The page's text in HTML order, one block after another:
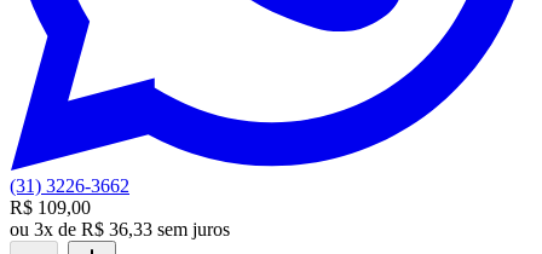
(31) 3226-3662
R$ 109,00
ou 3x de R$ 36,33 sem juros